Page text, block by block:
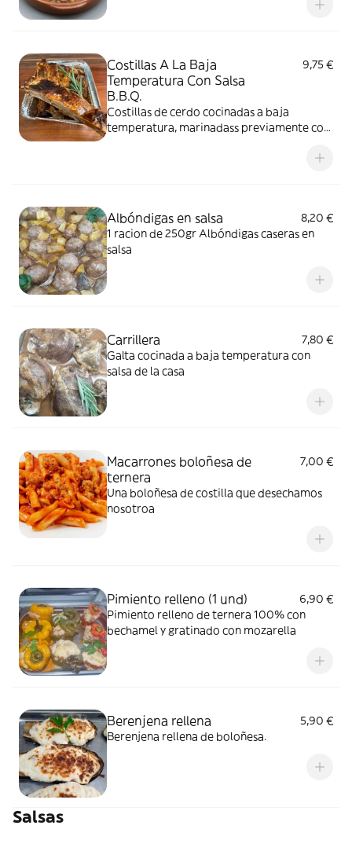
Costillas A La Baja
Temperatura Con Salsa
B.B.Q.
9,75 €
Costillas de cerdo cocinadas a baja
temperatura, marinadass previamente con
Albóndigas en salsa
8,20 €
1 racion de 250gr Albóndigas caseras en
salsa
Carrillera
7,80 €
Galta cocinada a baja temperatura con
salsa de la casa
Macarrones boloñesa de
ternera
7,00 €
Una boloñesa de costilla que desechamos
nosotroa
Pimiento relleno (1 und)
6,90 €
Pimiento relleno de ternera 100% con
bechamel y gratinado con mozarella
Berenjena rellena
5,90 €
Berenjena rellena de boloñesa.
Salsas